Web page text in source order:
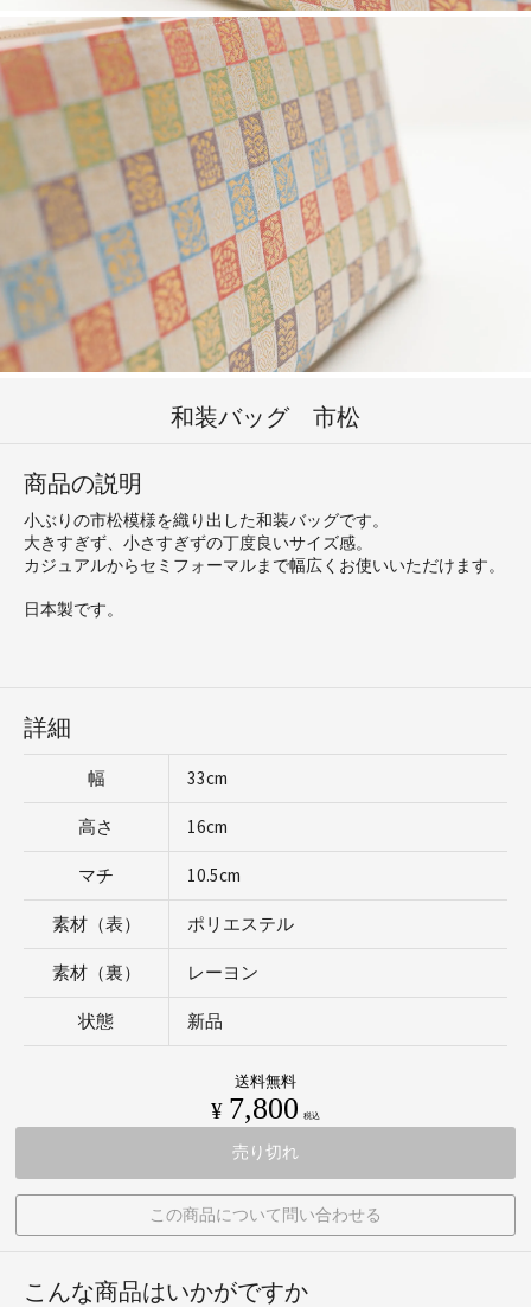
和装バッグ 市松
商品の説明
小ぶりの市松模様を織り出した和装バッグです。
大きすぎず、小さすぎずの丁度良いサイズ感。
カジュアルからセミフォーマルまで幅広くお使いいただけます。
日本製です。
詳細
幅 33cm
高さ 16cm
マチ 10.5cm
素材（表） ポリエステル
素材（裏） レーヨン
状態 新品
送料無料
¥ 7,800 税込
売り切れ
この商品について問い合わせる
こんな商品はいかがですか